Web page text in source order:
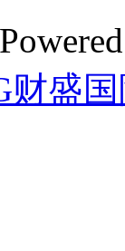
财盛